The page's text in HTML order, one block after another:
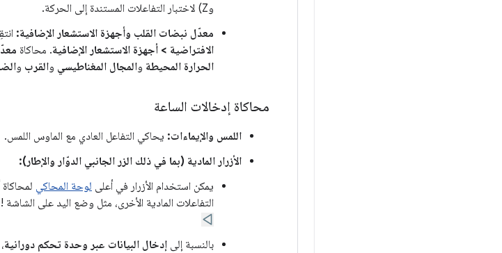
وZ) لاختبار التفاعلات المستندة إلى الحركة.
معدّل نبضات القلب وأجهزة الاستشعار الإضافية:
الافتراضية > أجهزة الاستشعار الإضافية. محاكاة
الحرارة المحيطة والمجال المغناطيسي والقرب و
محاكاة إدخالات الساعة
اللمس والإيماءات: يحاكي التفاعل العادي مع الماوس اللمس.
الأزرار المادية (بما في ذلك الزر الجانبي الدوّار والإطار):
يمكن استخدام الأزرار في أعلى لوحة المحاكي لمحاكاة
التفاعلات المادية الأخرى، مثل وضع اليد على الشاشة !
بالنسبة إلى إدخال البيانات عبر وحدة تحكم دورانية